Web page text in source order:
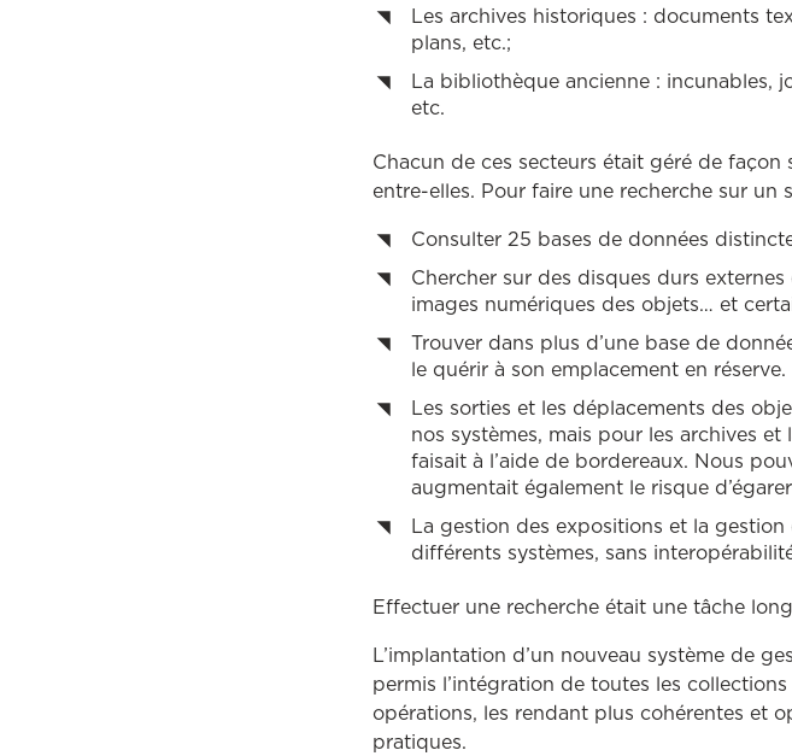
Les archives historiques : documents
plans, etc.;
La bibliothèque ancienne : incunables,
etc.
Chacun de ces secteurs était géré de
entre-elles. Pour faire une recherche sur un
Consulter 25 bases de données
Chercher sur des disques durs
images numériques des objets… et
Trouver dans plus d’une base de
le quérir à son emplacement en réserve.
Les sorties et les déplacements des
nos systèmes, mais pour les archives
faisait à l’aide de bordereaux. Nous
augmentait également le risque
La gestion des expositions et la
différents systèmes, sans
Effectuer une recherche était une tâche
L’implantation d’un nouveau système de
permis l’intégration de toutes les
opérations, les rendant plus cohérentes et
pratiques.